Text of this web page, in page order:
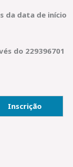
da data de início
do 229396701
Inscrição